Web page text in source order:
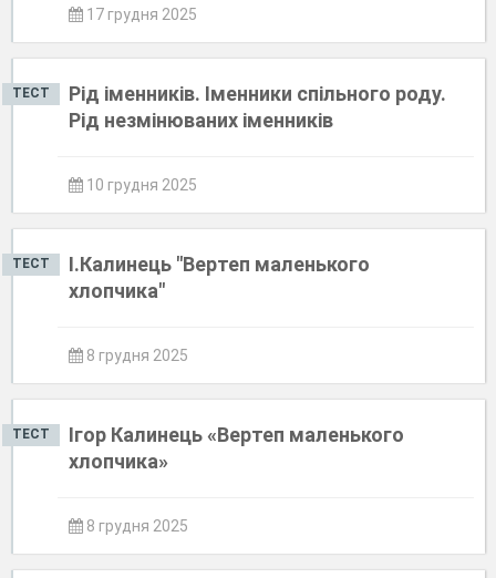
17 грудня 2025
ТЕСТ
Рід іменників. Іменники спільного роду.
Рід незмінюваних іменників
10 грудня 2025
ТЕСТ
І.Калинець "Вертеп маленького
хлопчика"
8 грудня 2025
ТЕСТ
Ігор Калинець «Вертеп маленького
хлопчика»
8 грудня 2025